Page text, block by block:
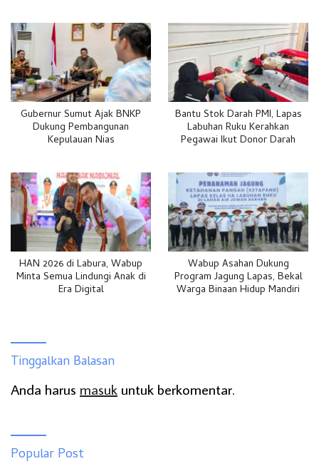
Gubernur Sumut Ajak BNKP
Dukung Pembangunan
Kepulauan Nias
Bantu Stok Darah PMI, Lapas
Labuhan Ruku Kerahkan
Pegawai Ikut Donor Darah
HAN 2026 di Labura, Wabup
Minta Semua Lindungi Anak di
Era Digital
Wabup Asahan Dukung
Program Jagung Lapas, Bekal
Warga Binaan Hidup Mandiri
Tinggalkan Balasan
Anda harus masuk untuk berkomentar.
Popular Post